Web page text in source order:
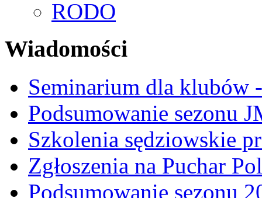
RODO
Wiadomości
Seminarium dla klubów
Podsumowanie sezonu
Szkolenia sędziowskie
Zgłoszenia na Puchar
Podsumowanie sezonu